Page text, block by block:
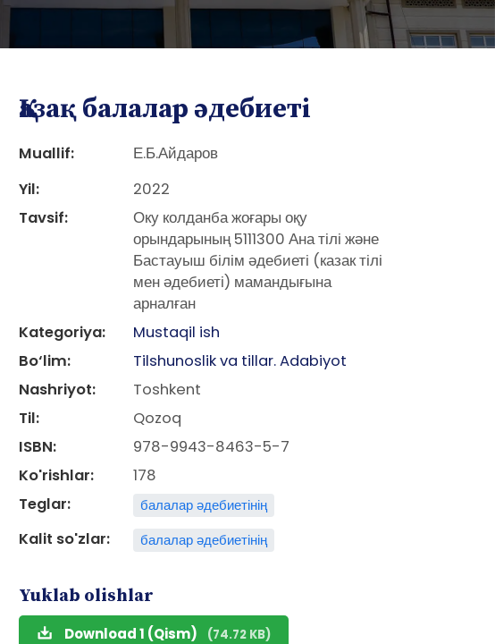
Қазақ балалар әдебиетi
Muallif:
Е.Б.Айдаров
Yil:
2022
Tavsif:
Оку колданба жоғары оқу
орындарының 5111300 Ана тілі және
Бастауыш білім әдебиеті (казак тілі
мен әдебиеті) мамандығына
арналған
Kategoriya:
Mustaqil ish
Bo‘lim:
Tilshunoslik va tillar. Adabiyot
Nashriyot:
Toshkent
Til:
Qozoq
ISBN:
978-9943-8463-5-7
Ko'rishlar:
178
Teglar:
балалар әдебиетінің
Kalit so'zlar: балалар әдебиетінің
Yuklab olishlar
Download 1 (Qism) (74.72 KB)